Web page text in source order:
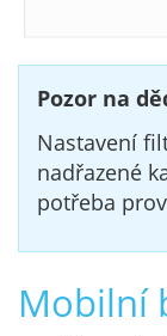
Pozor na
Nastavení
nadřazené
potřeba
Mobilní